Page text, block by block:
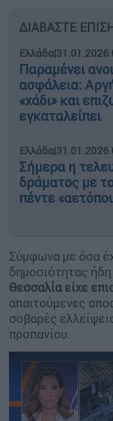
ΔΙΑΒΑΣΤΕ
Ελλάδα|31.01.2026
Παραμένει
ασφάλεια:
«χάδι» και
εγκαταλείπει
Ελλάδα|31.01.2026
Σήμερα η
δράματος με
πέντε
Σύμφωνα με όσα
δημοσιότητας
Θεσσαλία είχε
απαιτούμενες
σοβαρές
προπανίου.